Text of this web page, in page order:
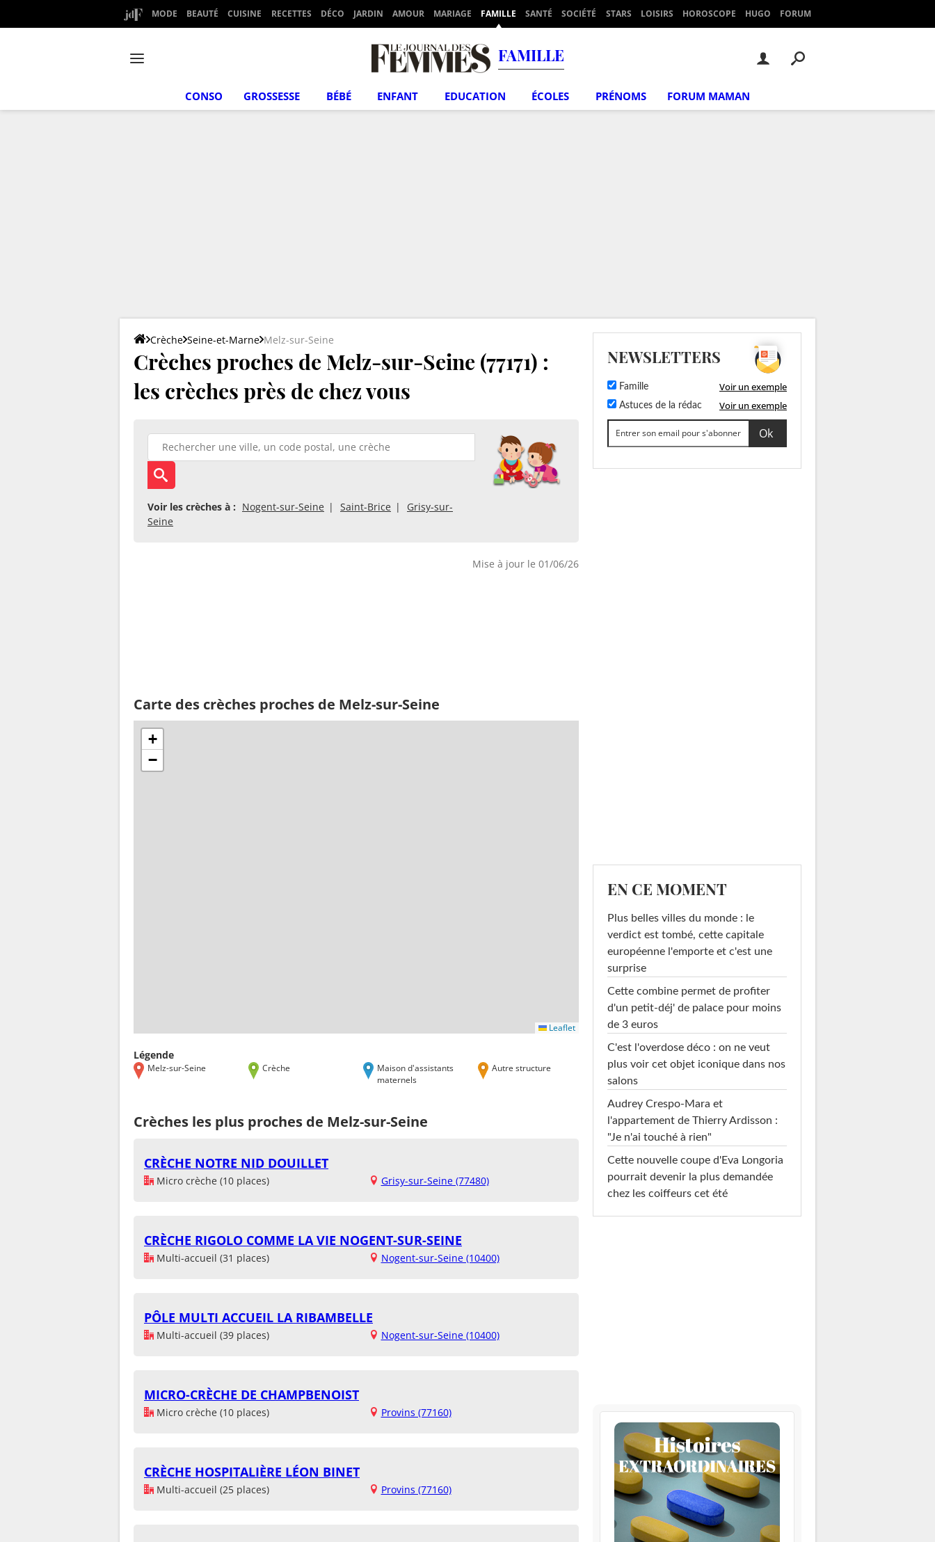
MODE BEAUTÉ CUISINE RECETTES DÉCO JARDIN AMOUR MARIAGE FAMILLE SANTÉ SOCIÉTÉ STARS LOISIRS HOROSCOPE HUGO FORUM
FAMILLE
CONSO GROSSESSE BÉBÉ ENFANT EDUCATION ÉCOLES PRÉNOMS FORUM MAMAN
Crèche Seine-et-Marne Melz-sur-Seine
Crèches proches de Melz-sur-Seine (77171) :
les crèches près de chez vous
Voir les crèches à : Nogent-sur-Seine Saint-Brice
Grisy-sur-
Seine
Mise à jour le 01/06/26
Carte des crèches proches de Melz-sur-Seine
+
−
Leaflet
Légende
Melz-sur-Seine Crèche
Maison d'assistants
maternels
Autre structure
Crèches les plus proches de Melz-sur-Seine
CRÈCHE NOTRE NID DOUILLET
Micro crèche (10 places) Grisy-sur-Seine (77480)
CRÈCHE RIGOLO COMME LA VIE NOGENT-SUR-SEINE
Multi-accueil (31 places) Nogent-sur-Seine (10400)
PÔLE MULTI ACCUEIL LA RIBAMBELLE
Multi-accueil (39 places) Nogent-sur-Seine (10400)
MICRO-CRÈCHE DE CHAMPBENOIST
Micro crèche (10 places) Provins (77160)
CRÈCHE HOSPITALIÈRE LÉON BINET
Multi-accueil (25 places) Provins (77160)
NEWSLETTERS
Famille Voir un exemple
Astuces de la rédac Voir un exemple
EN CE MOMENT
Plus belles villes du monde : le
verdict est tombé, cette capitale
européenne l'emporte et c'est une
surprise
Cette combine permet de profiter
d'un petit-déj' de palace pour moins
de 3 euros
C'est l'overdose déco : on ne veut
plus voir cet objet iconique dans nos
salons
Audrey Crespo-Mara et
l'appartement de Thierry Ardisson :
"Je n'ai touché à rien"
Cette nouvelle coupe d'Eva Longoria
pourrait devenir la plus demandée
chez les coiffeurs cet été